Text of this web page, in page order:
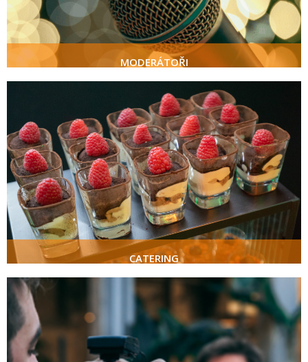
MODERÁTOŘI
CATERING
CATERING
více
FOTO A VIDEO